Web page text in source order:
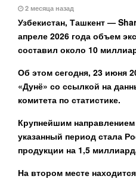
2 месяца назад
Узбекистан, Ташкент —
апреле 2026 года объем
составил около 10
Об этом сегодня, 23 июня
«Дунё» со ссылкой на
комитета по статистике.
Крупнейшим направлением
указанный период стала
продукции на 1,5
На втором месте